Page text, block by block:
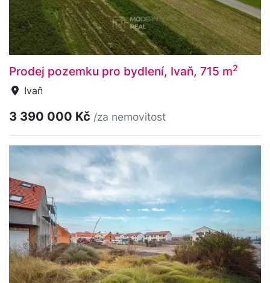
Prodej pozemku pro bydlení, Ivaň, 715 m2
Ivaň
3 390 000 Kč /za nemovitost